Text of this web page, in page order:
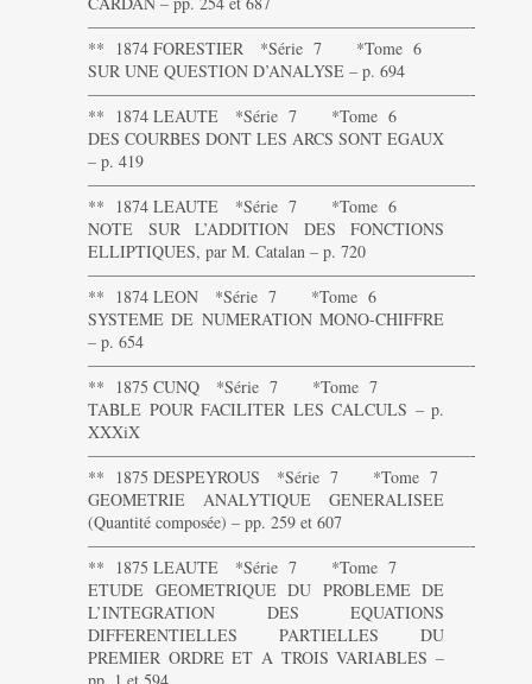
———————————————————————-
** 1874 FORESTIER *Série 7 *Tome 6
SUR UNE QUESTION D’ANALYSE – p. 694
———————————————————————-
** 1874 LEAUTE *Série 7 *Tome 6
DES COURBES DONT LES ARCS SONT EGAUX
– p. 419
———————————————————————-
** 1874 LEAUTE *Série 7 *Tome 6
NOTE SUR L’ADDITION DES FONCTIONS
ELLIPTIQUES, par M. Catalan – p. 720
———————————————————————-
** 1874 LEON *Série 7 *Tome 6
SYSTEME DE NUMERATION MONO-CHIFFRE
– p. 654
———————————————————————-
** 1875 CUNQ *Série 7 *Tome 7
TABLE POUR FACILITER LES CALCULS – p.
XXXiX
———————————————————————-
** 1875 DESPEYROUS *Série 7 *Tome 7
GEOMETRIE ANALYTIQUE GENERALISEE
(Quantité composée) – pp. 259 et 607
———————————————————————-
** 1875 LEAUTE *Série 7 *Tome 7
ETUDE GEOMETRIQUE DU PROBLEME DE
L’INTEGRATION DES EQUATIONS
DIFFERENTIELLES PARTIELLES DU
PREMIER ORDRE ET A TROIS VARIABLES –